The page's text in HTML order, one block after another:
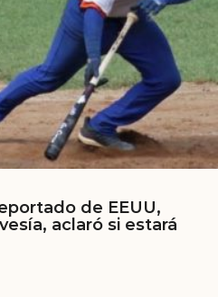
de EEUU,
aclaró si estará